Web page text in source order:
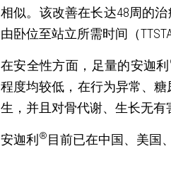
相似。该改善在长达48周的治
由卧位至站立所需时间（
在安全性方面，足量的安迦利
程度均较低，在行为异常、
生，并且对骨代谢、生长无有
安迦利 ®目前已在中国、美国